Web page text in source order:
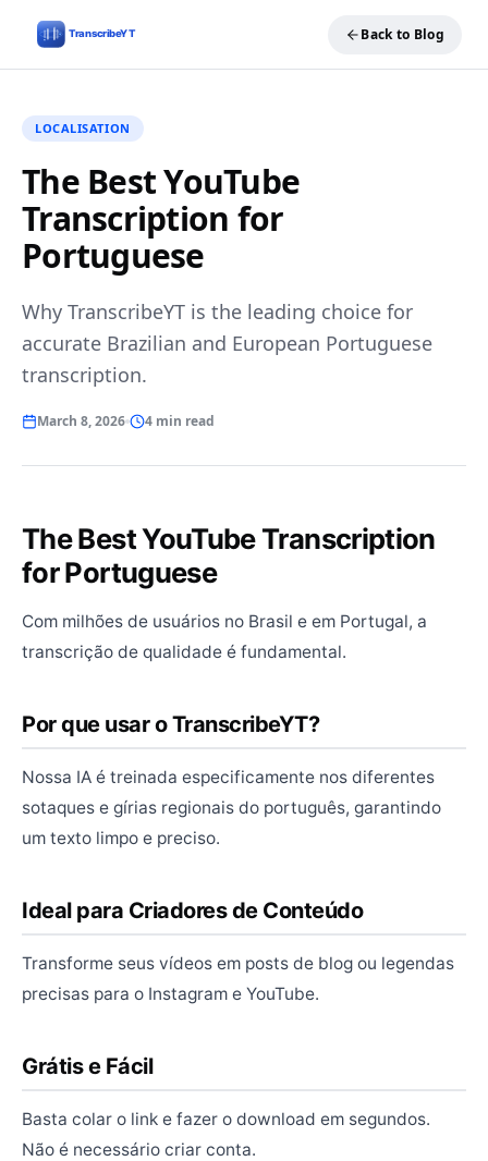
Back to Blog
LOCALISATION
The Best YouTube
Transcription for
Portuguese
Why TranscribeYT is the leading choice for
accurate Brazilian and European Portuguese
transcription.
March 8, 2026 4 min read
The Best YouTube Transcription
for Portuguese
Com milhões de usuários no Brasil e em Portugal, a
transcrição de qualidade é fundamental.
Por que usar o TranscribeYT?
Nossa IA é treinada especificamente nos diferentes
sotaques e gírias regionais do português, garantindo
um texto limpo e preciso.
Ideal para Criadores de Conteúdo
Transforme seus vídeos em posts de blog ou legendas
precisas para o Instagram e YouTube.
Grátis e Fácil
Basta colar o link e fazer o download em segundos.
Não é necessário criar conta.